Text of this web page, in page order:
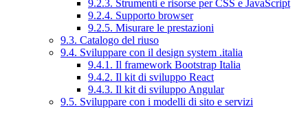
9.2.3. Strumenti e risorse per CSS e JavaScript
9.2.4. Supporto browser
9.2.5. Misurare le prestazioni
9.3. Catalogo del riuso
9.4. Sviluppare con il design system .italia
9.4.1. Il framework Bootstrap Italia
9.4.2. Il kit di sviluppo React
9.4.3. Il kit di sviluppo Angular
9.5. Sviluppare con i modelli di sito e servizi